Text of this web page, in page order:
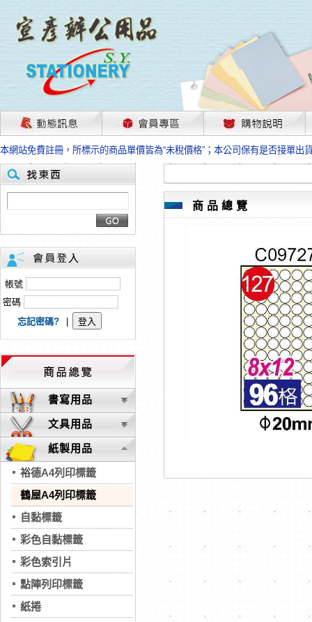
茲因國際情勢變化石油及塑化原物料波動漲幅甚大，部份上游供應商已採取
本網站免費註冊，所標示的商品單價皆為“未稅價格”；本公司保有是否接單出
HP、EPSON、CANON原廠耗材價格浮動，下單前請先跟客服人員確認最新
本網站免費註冊，所標示的商品單價皆為“未稅價格”；本公司保有是否接單出
匯款客戶請注意！因商品繁複來不及發現短缺，遂待客服人員跟您確認訂單
本網站免費註冊，所標示的商品單價皆為“未稅價格”；本公司保有是否接單出
茲因國際情勢變化石油及塑化原物料波動漲幅甚大，部份上游供應商已採取
本網站免費註冊，所標示的商品單價皆為“未稅價格”；本公司保有是否接單出
HP、EPSON、CANON原廠耗材價格浮動，下單前請先跟客服人員確認最新
本網站免費註冊，所標示的商品單價皆為“未稅價格”；本公司保有是否接單出
匯款客戶請注意！因商品繁複來不及發現短缺，遂待客服人員跟您確認訂單
本網站免費註冊，所標示的商品單價皆為“未稅價格”；本公司保有是否接單出
帳號
密碼
忘記密碼?
書寫用品
文具用品
紙製用品
裕德A4列印標籤
鶴屋A4列印標籤
自黏標籤
彩色自黏標籤
彩色索引片
點陣列印標籤
紙捲
商品總覽